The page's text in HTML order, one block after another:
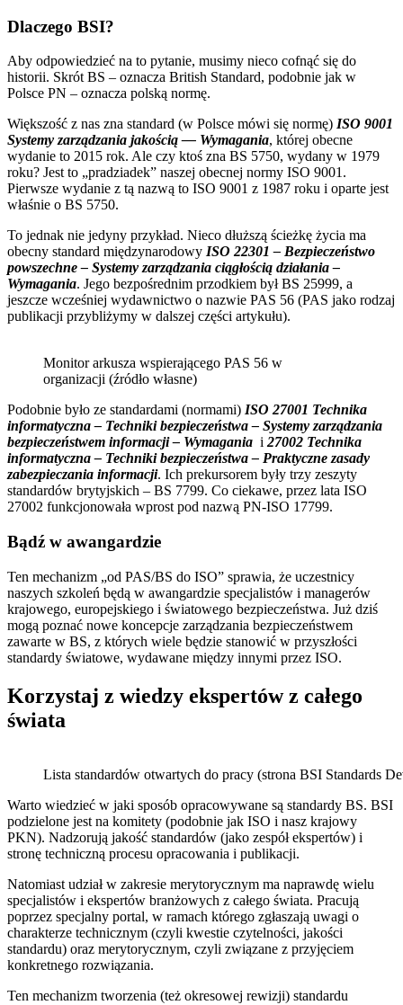
Dlaczego BSI?
Aby odpowiedzieć na to pytanie, musimy nieco cofnąć się do
historii. Skrót BS – oznacza British Standard, podobnie jak w
Polsce PN – oznacza polską normę.
Większość z nas zna standard (w Polsce mówi się normę) ISO 9001
Systemy zarządzania jakością — Wymagania, której obecne
wydanie to 2015 rok. Ale czy ktoś zna BS 5750, wydany w 1979
roku? Jest to „pradziadek” naszej obecnej normy ISO 9001.
Pierwsze wydanie z tą nazwą to ISO 9001 z 1987 roku i oparte jest
właśnie o BS 5750.
To jednak nie jedyny przykład. Nieco dłuższą ścieżkę życia ma
obecny standard międzynarodowy ISO 22301 – Bezpieczeństwo
powszechne – Systemy zarządzania ciągłością działania –
Wymagania. Jego bezpośrednim przodkiem był BS 25999, a
jeszcze wcześniej wydawnictwo o nazwie PAS 56 (PAS jako rodzaj
publikacji przybliżymy w dalszej części artykułu).
Monitor arkusza wspierającego PAS 56 w
organizacji (źródło własne)
Podobnie było ze standardami (normami) ISO 27001 Technika
informatyczna – Techniki bezpieczeństwa – Systemy zarządzania
bezpieczeństwem informacji – Wymagania i 27002 Technika
informatyczna – Techniki bezpieczeństwa – Praktyczne zasady
zabezpieczania informacji. Ich prekursorem były trzy zeszyty
standardów brytyjskich – BS 7799. Co ciekawe, przez lata ISO
27002 funkcjonowała wprost pod nazwą PN-ISO 17799.
Bądź w awangardzie
Ten mechanizm „od PAS/BS do ISO” sprawia, że uczestnicy
naszych szkoleń będą w awangardzie specjalistów i managerów
krajowego, europejskiego i światowego bezpieczeństwa. Już dziś
mogą poznać nowe koncepcje zarządzania bezpieczeństwem
zawarte w BS, z których wiele będzie stanowić w przyszłości
standardy światowe, wydawane między innymi przez ISO.
Korzystaj z wiedzy ekspertów z całego
świata
Lista standardów otwartych do pracy (strona BSI Standards
Warto wiedzieć w jaki sposób opracowywane są standardy BS. BSI
podzielone jest na komitety (podobnie jak ISO i nasz krajowy
PKN). Nadzorują jakość standardów (jako zespół ekspertów) i
stronę techniczną procesu opracowania i publikacji.
Natomiast udział w zakresie merytorycznym ma naprawdę wielu
specjalistów i ekspertów branżowych z całego świata. Pracują
poprzez specjalny portal, w ramach którego zgłaszają uwagi o
charakterze technicznym (czyli kwestie czytelności, jakości
standardu) oraz merytorycznym, czyli związane z przyjęciem
konkretnego rozwiązania.
Ten mechanizm tworzenia (też okresowej rewizji) standardu